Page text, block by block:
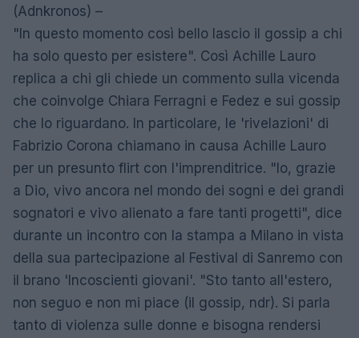
(Adnkronos) –
"In questo momento così bello lascio il gossip a chi
ha solo questo per esistere". Così Achille Lauro
replica a chi gli chiede un commento sulla vicenda
che coinvolge Chiara Ferragni e Fedez e sui gossip
che lo riguardano. In particolare, le 'rivelazioni' di
Fabrizio Corona chiamano in causa Achille Lauro
per un presunto flirt con l'imprenditrice. "Io, grazie
a Dio, vivo ancora nel mondo dei sogni e dei grandi
sognatori e vivo alienato a fare tanti progetti", dice
durante un incontro con la stampa a Milano in vista
della sua partecipazione al Festival di Sanremo con
il brano 'Incoscienti giovani'. "Sto tanto all'estero,
non seguo e non mi piace (il gossip, ndr). Si parla
tanto di violenza sulle donne e bisogna rendersi